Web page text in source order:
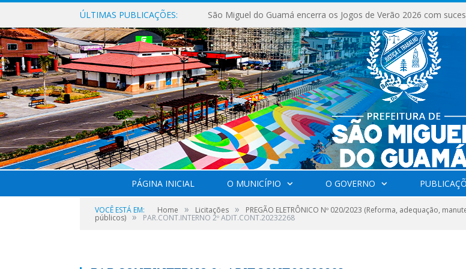
ÚLTIMAS PUBLICAÇÕES:
PÁGINA INICIAL O MUNICÍPIO O GOVERNO
VOCÊ ESTÁ EM: Home » Licitações » PREGÃO ELETRÔNICO Nº 020/2023 (Reforma, adequação,
públicos) » PAR.CONT.INTERNO 2º ADIT.CONT.20232268